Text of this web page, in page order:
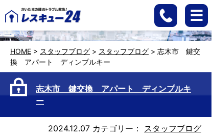
HOME > スタッフブログ > スタッフブログ > 志木市 鍵交
換 アパート ディンプルキー
志木市 鍵交換 アパート ディンプルキ
ー
2024.12.07 カテゴリー： スタッフブログ